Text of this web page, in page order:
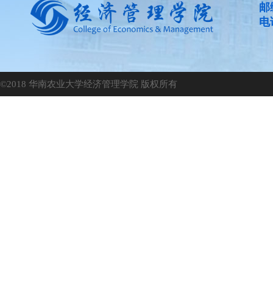
邮
电
©2018 华南农业大学经济管理学院 版权所有